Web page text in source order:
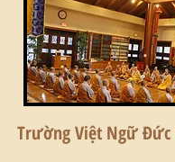
Trường Việt Ngữ Đức